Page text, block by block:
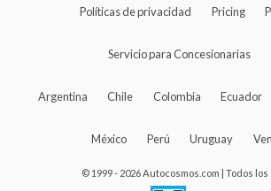
Políticas de privacidad Pricing
Servicio para Concesionarias
Argentina Chile Colombia Ecuador
México Perú Uruguay
© 1999 - 2026 Autocosmos.com | Todos